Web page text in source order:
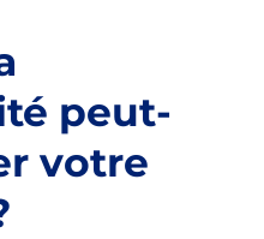
peut-
votre